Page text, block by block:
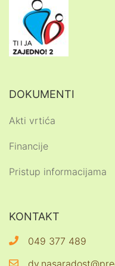
DOKUMENTI
Akti vrtića
Financije
Pristup informacijama
KONTAKT
049 377 489